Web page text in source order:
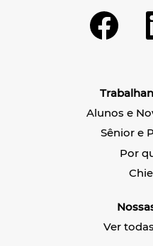
A
b
r
n
o
A
m
a
n
o
v
a
g
u
i
Alunos e
Sênior e
Por
Ver